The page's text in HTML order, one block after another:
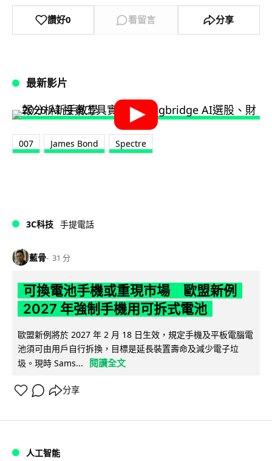
讚好0 看留言 分享
最新影片
007 James Bond Spectre
3C科技 手提電話
藍骨 31 分
可換電池手機或重現市場 歐盟新例
2027 年強制手機用可拆式電池
歐盟新例將於 2027 年 2 月 18 日生效，規定手機及平板電腦電
池須可由用戶自行拆換，目標是延長裝置壽命及減少電子垃
圾。現時 Sams...
閱讀全文
分享
人工智能